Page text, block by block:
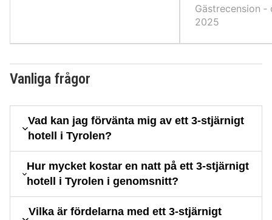
Gästrecension ‐
2025
Vanliga frågor
Vad kan jag förvänta mig av ett 3-stjärnigt
hotell i Tyrolen?
Hur mycket kostar en natt på ett 3-stjärnigt
hotell i Tyrolen i genomsnitt?
Vilka är fördelarna med ett 3-stjärnigt